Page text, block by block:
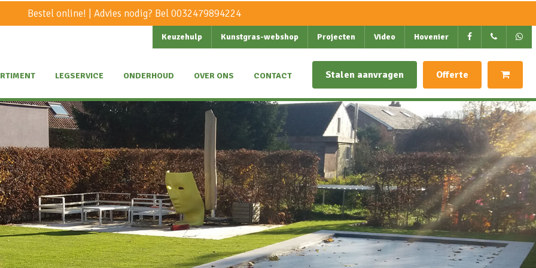
Bestel online! | Advies nodig? Bel0032479894224
Keuzehulp Kunstgras-webshop Projecten Video Hovenier
LEGSERVICE ONDERHOUD OVER ONS CONTACT Stalen aanvragen Offerte